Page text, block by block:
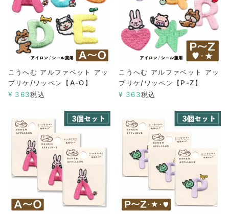
こうへむ アルファベット アッ
プリケ/ワッペン【A-O】
¥ 363税込
こうへむ アルファベット アッ
プリケ/ワッペン【P-Z】
¥ 363税込